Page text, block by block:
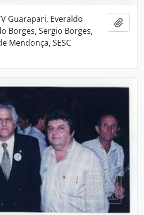
Guarapari, Everaldo
Borges, Sergio Borges,
Mendonça, SESC